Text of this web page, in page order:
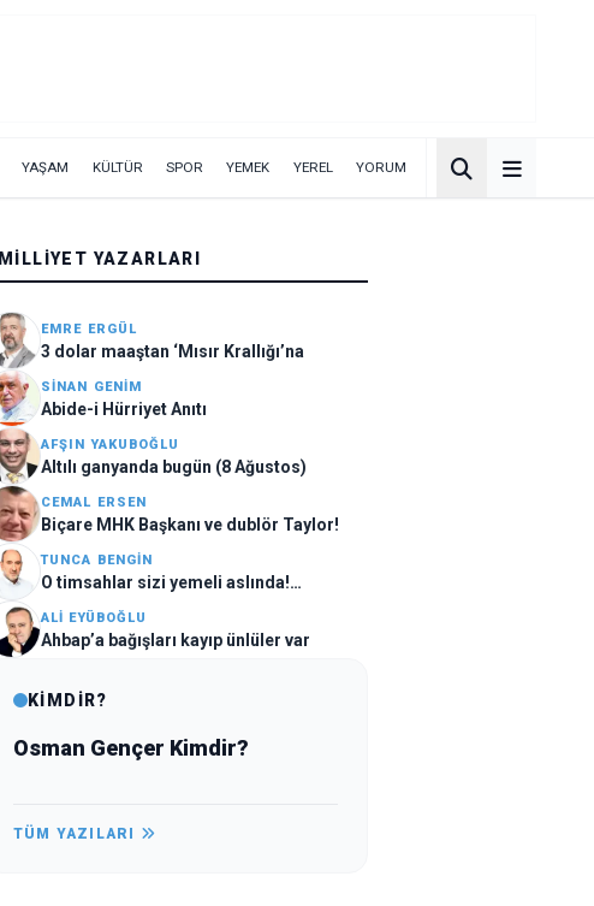
YAŞAM KÜLTÜR SPOR YEMEK YEREL YORUM
MILLIYET YAZARLARI
EMRE ERGÜL
3 dolar maaştan ‘Mısır Krallığı’na
SINAN GENIM
Abide-i Hürriyet Anıtı
AFŞIN YAKUBOĞLU
Altılı ganyanda bugün (8 Ağustos)
CEMAL ERSEN
Biçare MHK Başkanı ve dublör Taylor!
TUNCA BENGIN
O timsahlar sizi yemeli aslında!…
ALI EYÜBOĞLU
Ahbap’a bağışları kayıp ünlüler var
KİMDİR?
Osman Gençer Kimdir?
TÜM YAZILARI